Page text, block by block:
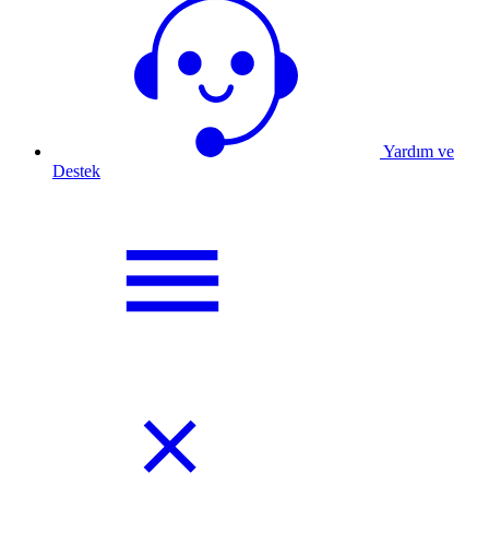
Yardım ve
Destek